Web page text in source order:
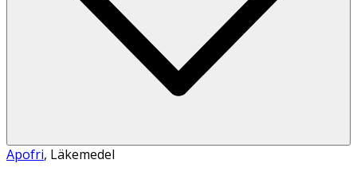
Apofri, Läkemedel